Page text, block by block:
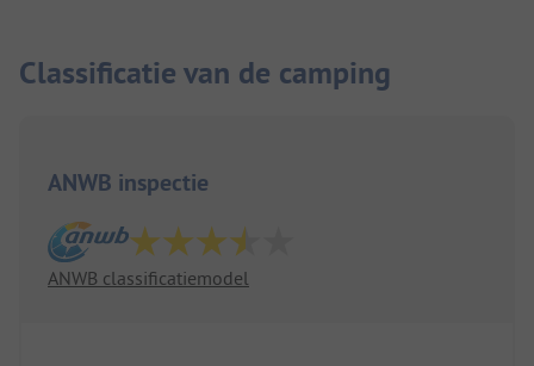
Classificatie van de camping
ANWB inspectie
ANWB classificatiemodel